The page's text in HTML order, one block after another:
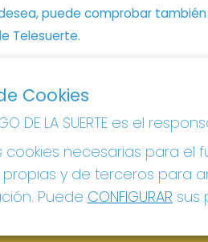
puede comprobar
Telesuerte.
Cookies
DE LA SUERTE es el
cookies necesarias para el
propias y de terceros para
Puede CONFIGURAR sus